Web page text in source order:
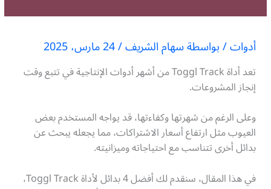
أدوات/ بواسطةسهام الشريف/24 مارس، 2025
تعد أداة Toggl Track من أشهر أدوات الإنتاجية في تتبع وقت
إنجاز المشروعات.
وعلى الرغم من شهرتها وكفاءتها، قد يواجه المستخدم بعض
العيوب مثل ارتفاع أسعار الاشتراكات، مما يجعله يبحث عن
بدائل أخرى تتناسب مع احتياجاته وميزانيته.
في هذا المقال، سنقدم لك أفضل 4 بدائل لأداة Toggl Track،